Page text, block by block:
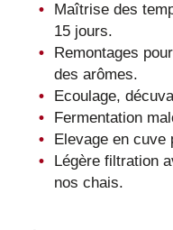
Maîtrise des
15 jours.
Remontages
des arômes.
Ecoulage,
Fermentation
Elevage en cuve
Légère filtration
nos chais.